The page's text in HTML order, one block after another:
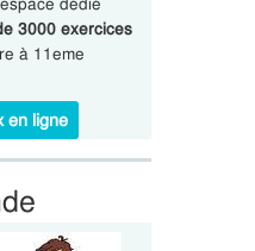
3000 exercices
à 11eme
en ligne